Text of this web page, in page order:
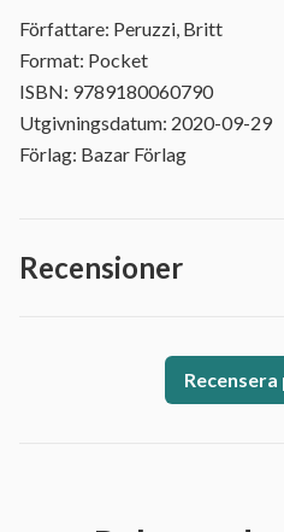
Författare: Peruzzi, Britt
Format: Pocket
ISBN: 9789180060790
Utgivningsdatum: 2020-09-29
Förlag: Bazar Förlag
Recensioner